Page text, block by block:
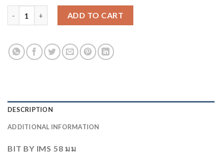
ADD TO CART
DESCRIPTION
ADDITIONAL INFORMATION
BIT BY IMS 58 มม